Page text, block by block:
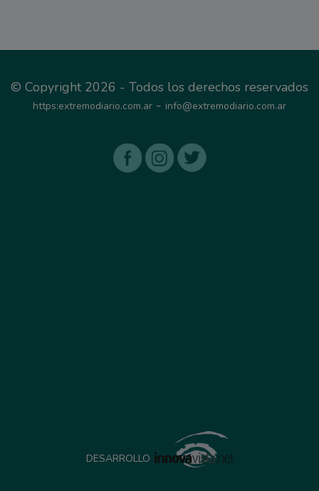
© Copyright 2026 - Todos los derechos reservados
https:extremodiario.com.ar - info@extremodiario.com.ar
DESARROLLO